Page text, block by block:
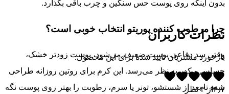
بدون اینکه روی پوست حس سنگین و چرب باقی بگذارد.
چرا مرطوب کننده پوریتو انتخاب خوبی است؟
وقتی سد دفاعی پوست ضعیف می‌شود، پوست زودتر خشک،
حساس و کدر به نظر می‌رسد. این کرم برای روتین روزانه طراحی
شده تا بعد از شستشو، تونر یا سرم، رطوبت را بهتر روی پوست نگه
نظرات کاربران
بازخورد مشتریان تایید شده برای این محصول.
۴٫۷از۳نظر